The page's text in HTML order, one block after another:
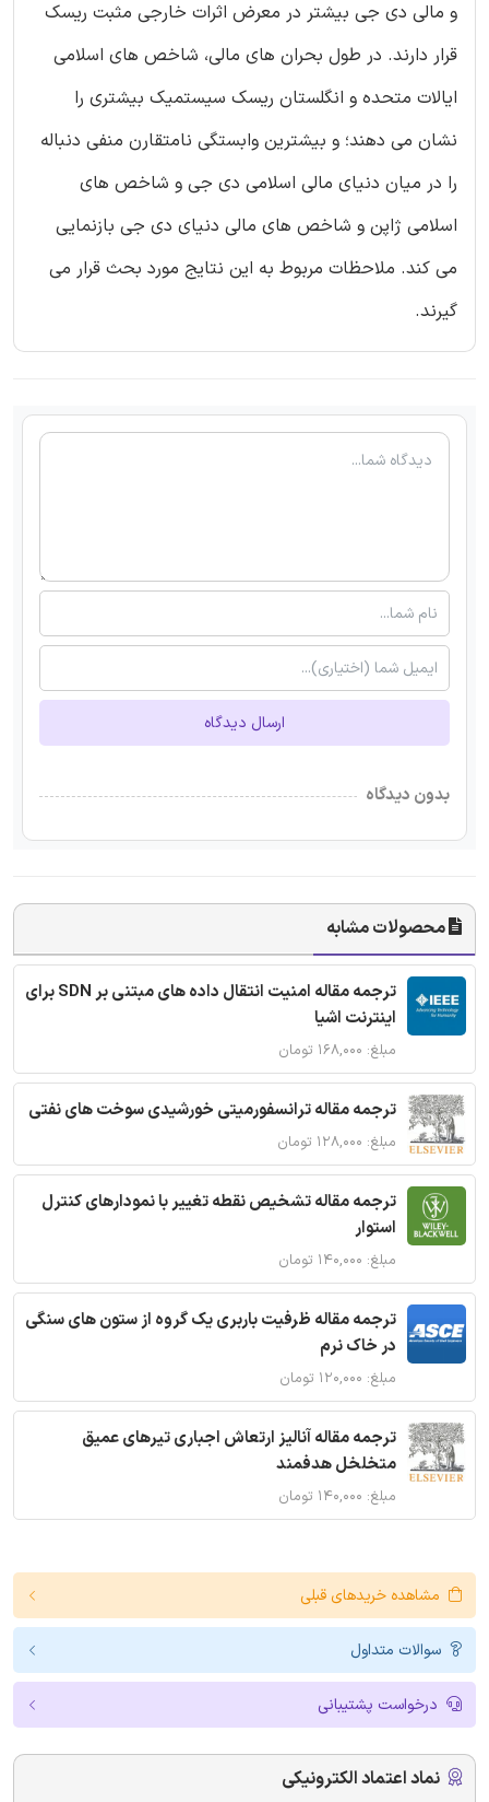
و مالی دی جی بیشتر در معرض اثرات خارجی مثبت ریسک
قرار دارند. در طول بحران های مالی، شاخص های اسلامی
ایالات متحده و انگلستان ریسک سیستمیک بیشتری را
نشان می دهند؛ و بیشترین وابستگی نامتقارن منفی دنباله
را در میان دنیای مالی اسلامی دی جی و شاخص های
اسلامی ژاپن و شاخص های مالی دنیای دی جی بازنمایی
می کند. ملاحظات مربوط به این نتایج مورد بحث قرار می
گیرند.
ارسال دیدگاه
بدون دیدگاه
محصولات مشابه
ترجمه مقاله امنیت انتقال داده های مبتنی بر SDN برای
اینترنت اشیا
مبلغ: ۱۶۸,۰۰۰ تومان
ترجمه مقاله ترانسفورمیتی خورشیدی سوخت های نفتی
مبلغ: ۱۲۸,۰۰۰ تومان
ترجمه مقاله تشخیص نقطه تغییر با نمودارهای کنترل
استوار
مبلغ: ۱۴۰,۰۰۰ تومان
ترجمه مقاله ظرفیت باربری یک گروه از ستون های سنگی
در خاک نرم
مبلغ: ۱۲۰,۰۰۰ تومان
ترجمه مقاله آنالیز ارتعاش اجباری تیرهای عمیق
متخلخل هدفمند
مبلغ: ۱۴۰,۰۰۰ تومان
مشاهده خریدهای قبلی
سوالات متداول
درخواست پشتیبانی
نماد اعتماد الکترونیکی